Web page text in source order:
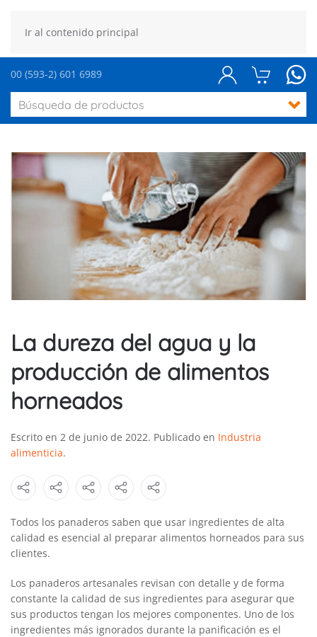
Ir al contenido principal
00 (593-2) 601 6989
La dureza del agua y la
producción de alimentos
horneados
Escrito en 2 de junio de 2022. Publicado en Industria
alimenticia.
Todos los panaderos saben que usar ingredientes de alta
calidad es esencial al preparar alimentos horneados para sus
clientes.
Los panaderos artesanales revisan con detalle y de forma
constante la calidad de sus ingredientes para asegurar que
sus productos tengan los mejores componentes. Uno de los
ingredientes más ignorados durante la pani­ficación es el